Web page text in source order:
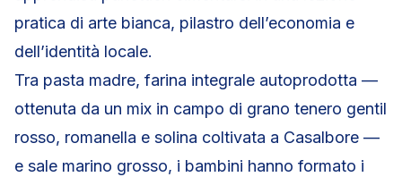
pratica di arte bianca, pilastro dell’economia e
dell’identità locale.
Tra pasta madre, farina integrale autoprodotta —
ottenuta da un mix in campo di grano tenero gentil
rosso, romanella e solina coltivata a Casalbore —
e sale marino grosso, i bambini hanno formato i